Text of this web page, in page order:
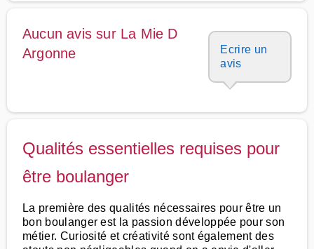
Aucun avis sur La Mie D
Argonne
Ecrire un
avis
Qualités essentielles requises pour
être boulanger
La première des qualités nécessaires pour être un
bon boulanger est la passion développée pour son
métier. Curiosité et créativité sont également des